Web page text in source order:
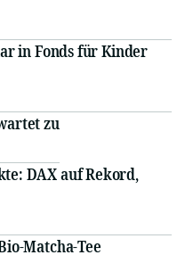
in Fonds für Kinder
zu
DAX auf Rekord,
Matcha-Tee